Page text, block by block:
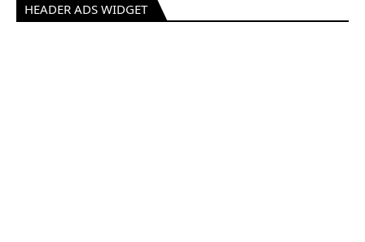
HEADER ADS WIDGET